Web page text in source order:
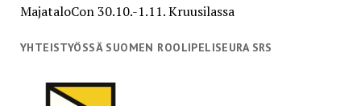
MajataloCon 30.10.-1.11. Kruusilassa
YHTEISTYÖSSÄ SUOMEN ROOLIPELISEURA SRS